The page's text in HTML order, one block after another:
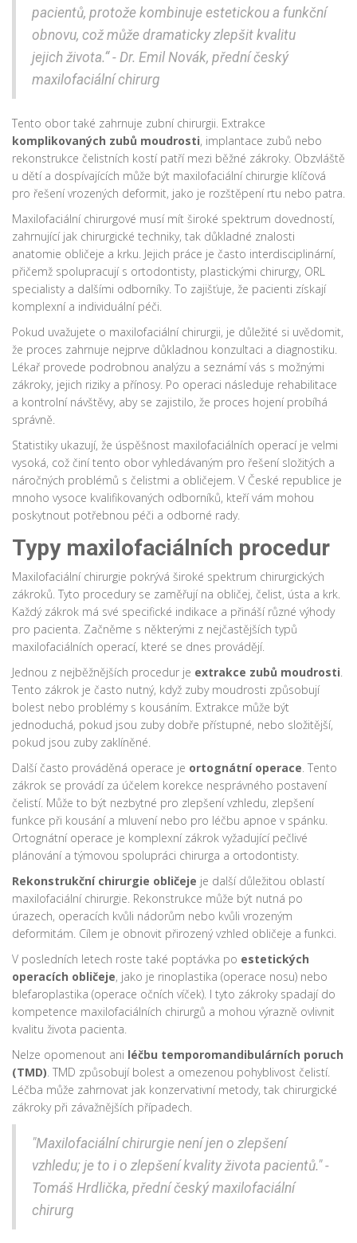
pacientů, protože kombinuje estetickou a funkční
obnovu, což může dramaticky zlepšit kvalitu
jejich života.“ - Dr. Emil Novák, přední český
maxilofaciální chirurg
Tento obor také zahrnuje zubní chirurgii. Extrakce
komplikovaných zubů moudrosti, implantace zubů nebo
rekonstrukce čelistních kostí patří mezi běžné zákroky. Obzvláště
u dětí a dospívajících může být maxilofaciální chirurgie klíčová
pro řešení vrozených deformit, jako je rozštěpení rtu nebo patra.
Maxilofaciální chirurgové musí mít široké spektrum dovedností,
zahrnující jak chirurgické techniky, tak důkladné znalosti
anatomie obličeje a krku. Jejich práce je často interdisciplinární,
přičemž spolupracují s ortodontisty, plastickými chirurgy, ORL
specialisty a dalšími odborníky. To zajišťuje, že pacienti získají
komplexní a individuální péči.
Pokud uvažujete o maxilofaciální chirurgii, je důležité si uvědomit,
že proces zahrnuje nejprve důkladnou konzultaci a diagnostiku.
Lékař provede podrobnou analýzu a seznámí vás s možnými
zákroky, jejich riziky a přínosy. Po operaci následuje rehabilitace
a kontrolní návštěvy, aby se zajistilo, že proces hojení probíhá
správně.
Statistiky ukazují, že úspěšnost maxilofaciálních operací je velmi
vysoká, což činí tento obor vyhledávaným pro řešení složitých a
náročných problémů s čelistmi a obličejem. V České republice je
mnoho vysoce kvalifikovaných odborníků, kteří vám mohou
poskytnout potřebnou péči a odborné rady.
Typy maxilofaciálních procedur
Maxilofaciální chirurgie pokrývá široké spektrum chirurgických
zákroků. Tyto procedury se zaměřují na obličej, čelist, ústa a krk.
Každý zákrok má své specifické indikace a přináší různé výhody
pro pacienta. Začněme s některými z nejčastějších typů
maxilofaciálních operací, které se dnes provádějí.
Jednou z nejběžnějších procedur je extrakce zubů moudrosti.
Tento zákrok je často nutný, když zuby moudrosti způsobují
bolest nebo problémy s kousáním. Extrakce může být
jednoduchá, pokud jsou zuby dobře přístupné, nebo složitější,
pokud jsou zuby zaklíněné.
Další často prováděná operace je ortognátní operace. Tento
zákrok se provádí za účelem korekce nesprávného postavení
čelistí. Může to být nezbytné pro zlepšení vzhledu, zlepšení
funkce při kousání a mluvení nebo pro léčbu apnoe v spánku.
Ortognátní operace je komplexní zákrok vyžadující pečlivé
plánování a týmovou spolupráci chirurga a ortodontisty.
Rekonstrukční chirurgie obličeje je další důležitou oblastí
maxilofaciální chirurgie. Rekonstrukce může být nutná po
úrazech, operacích kvůli nádorům nebo kvůli vrozeným
deformitám. Cílem je obnovit přirozený vzhled obličeje a funkci.
V posledních letech roste také poptávka po estetických
operacích obličeje, jako je rinoplastika (operace nosu) nebo
blefaroplastika (operace očních víček). I tyto zákroky spadají do
kompetence maxilofaciálních chirurgů a mohou výrazně ovlivnit
kvalitu života pacienta.
Nelze opomenout ani léčbu temporomandibulárních poruch
(TMD). TMD způsobují bolest a omezenou pohyblivost čelistí.
Léčba může zahrnovat jak konzervativní metody, tak chirurgické
zákroky při závažnějších případech.
"Maxilofaciální chirurgie není jen o zlepšení
vzhledu; je to i o zlepšení kvality života pacientů." -
Tomáš Hrdlička, přední český maxilofaciální
chirurg